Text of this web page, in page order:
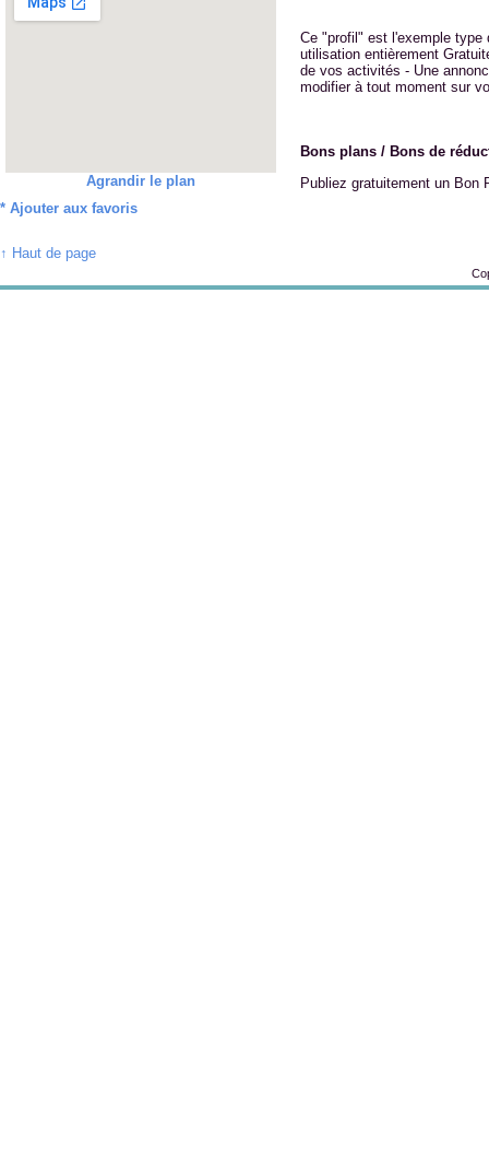
Agrandir le plan
* Ajouter aux favoris
Ce "profil" est l'exemple
utilisation entièrement
de vos activités - Une
modifier à tout moment sur
Bons plans / Bons de
Publiez gratuitement un Bon
↑ Haut de page